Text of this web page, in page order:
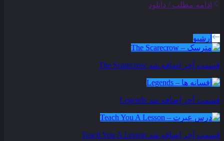
ادامه مطلب / دانلود
آرشیو
قسمت آخر اضافه شد The Scarecrow
قسمت آخر اضافه شد Legends
قسمت آخر اضافه شد Teach You A Lesson